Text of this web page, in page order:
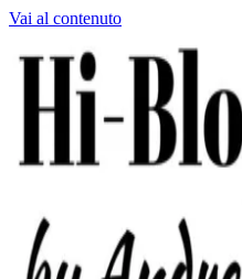
Vai al contenuto